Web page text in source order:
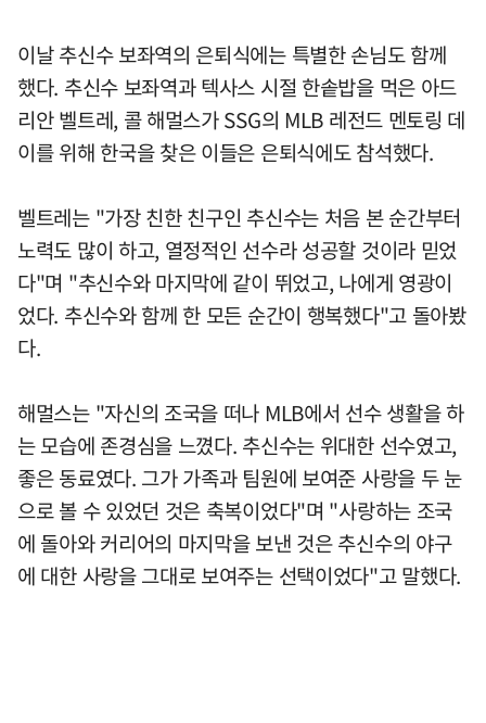
이날 추신수 보좌역의 은퇴식에는 특별한 손님도 함께
했다. 추신수 보좌역과 텍사스 시절 한솥밥을 먹은 아드
리안 벨트레, 콜 해멀스가 SSG의 MLB 레전드 멘토링 데
이를 위해 한국을 찾은 이들은 은퇴식에도 참석했다.
벨트레는 "가장 친한 친구인 추신수는 처음 본 순간부터
노력도 많이 하고, 열정적인 선수라 성공할 것이라 믿었
다"며 "추신수와 마지막에 같이 뛰었고, 나에게 영광이
었다. 추신수와 함께 한 모든 순간이 행복했다"고 돌아봤
다.
해멀스는 "자신의 조국을 떠나 MLB에서 선수 생활을 하
는 모습에 존경심을 느꼈다. 추신수는 위대한 선수였고,
좋은 동료였다. 그가 가족과 팀원에 보여준 사랑을 두 눈
으로 볼 수 있었던 것은 축복이었다"며 "사랑하는 조국
에 돌아와 커리어의 마지막을 보낸 것은 추신수의 야구
에 대한 사랑을 그대로 보여주는 선택이었다"고 말했다.